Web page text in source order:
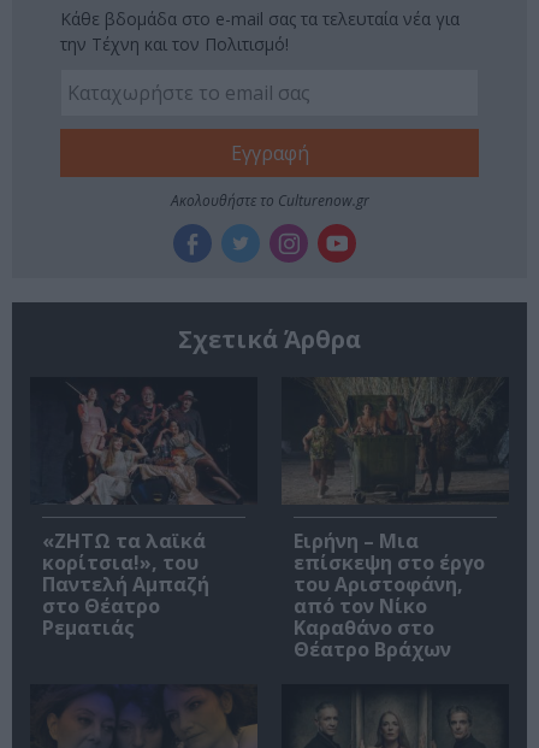
Κάθε βδομάδα στο e-mail σας τα τελευταία νέα για
την Τέχνη και τον Πολιτισμό!
Ακολουθήστε το Culturenow.gr
Σχετικά Άρθρα
«ΖΗΤΩ τα λαϊκά
κορίτσια!», του
Παντελή Αμπαζή
στο Θέατρο
Ρεματιάς
Ειρήνη – Μια
επίσκεψη στο έργο
του Αριστοφάνη,
από τον Νίκο
Καραθάνο στο
Θέατρο Βράχων